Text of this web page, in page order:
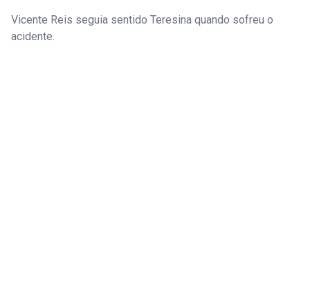
Vicente Reis seguia sentido Teresina quando sofreu o
acidente.